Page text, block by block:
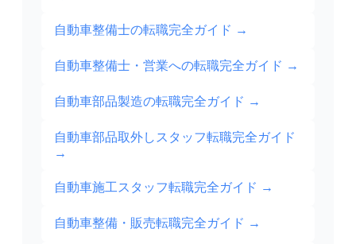
自動車整備士の転職完全ガイド →
自動車整備士・営業への転職完全ガイド →
自動車部品製造の転職完全ガイド →
自動車部品取外しスタッフ転職完全ガイド
→
自動車施工スタッフ転職完全ガイド →
自動車整備・販売転職完全ガイド →